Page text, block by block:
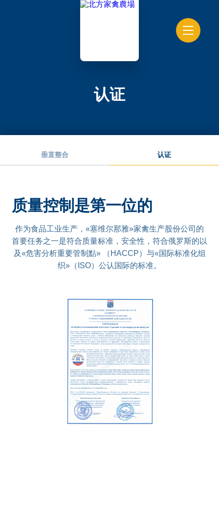
认证
垂直整合 认证
质量控制是第一位的
作为食品工业生产，«塞维尔那雅»家禽生产股份公司的
首要任务之一是符合质量标准，安全性，符合俄罗斯的以
及«危害分析重要管制點» （HACCP）与«国际标准化组
织»（ISO）公认国际的标准。